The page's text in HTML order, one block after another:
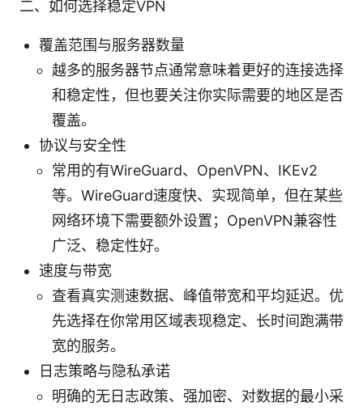
二、如何选择稳定VPN
覆盖范围与服务器数量
越多的服务器节点通常意味着更好的连接选择
和稳定性，但也要关注你实际需要的地区是否
覆盖。
协议与安全性
常用的有WireGuard、OpenVPN、IKEv2
等。WireGuard速度快、实现简单，但在某些
网络环境下需要额外设置；OpenVPN兼容性
广泛、稳定性好。
速度与带宽
查看真实测速数据、峰值带宽和平均延迟。优
先选择在你常用区域表现稳定、长时间跑满带
宽的服务。
日志策略与隐私承诺
明确的无日志政策、强加密、对数据的最小采